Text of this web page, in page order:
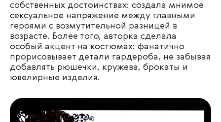
собственных достоинствах: создала мнимое
сексуальное напряжение между главными
героями с возмутительной разницей в
возрасте. Более того, авторка сделала
особый акцент на костюмах: фанатично
прорисовывает детали гардероба, не забывая
добавлять рюшечки, кружева, брокаты и
ювелирные изделия.